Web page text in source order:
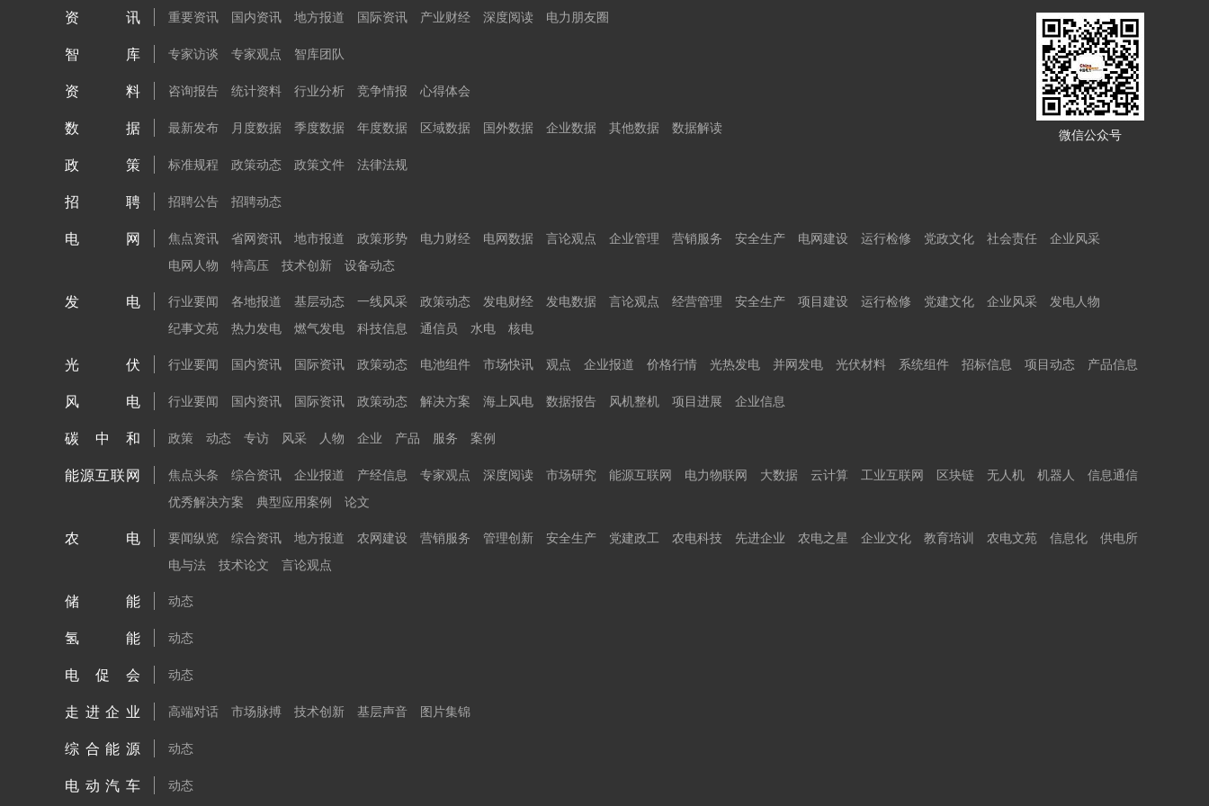
微信公众号
资讯 重要资讯 国内资讯 地方报道 国际资讯 产业财经 深度阅读 电力朋友圈
智库 专家访谈 专家观点 智库团队
资料 咨询报告 统计资料 行业分析 竞争情报 心得体会
数据 最新发布 月度数据 季度数据 年度数据 区域数据 国外数据 企业数据 其他数据 数据解读
政策 标准规程 政策动态 政策文件 法律法规
招聘 招聘公告 招聘动态
电网 焦点资讯 省网资讯 地市报道 政策形势 电力财经 电网数据 言论观点 企业管理 营销服务 安全生产 电网建设 运行检修 党政文化 社会责任
企业风采
电网人物
特高压 技术创新 设备动态
发电 行业要闻 各地报道 基层动态 一线风采 政策动态 发电财经 发电数据 言论观点 经营管理 安全生产 项目建设 运行检修 党建文化 企业风采
发电人物
纪事文苑
热力发电 燃气发电 科技信息 通信员 水电 核电
光伏 行业要闻 国内资讯 国际资讯 政策动态 电池组件 市场快讯 观点 企业报道 价格行情 光热发电 并网发电 光伏材料 系统组件 招标信息 项目动态 产品信息
风电 行业要闻 国内资讯 国际资讯 政策动态 解决方案 海上风电 数据报告 风机整机 项目进展 企业信息
碳中和 政策 动态 专访 风采 人物 企业 产品 服务 案例
能源互联网 焦点头条 综合资讯 企业报道 产经信息 专家观点 深度阅读 市场研究 能源互联网 电力物联网 大数据 云计算 工业互联网 区块链 无人机 机器人
信息通信
优秀解决方案
典型应用案例 论文
农电 要闻纵览 综合资讯 地方报道 农网建设 营销服务 管理创新 安全生产 党建政工 农电科技 先进企业 农电之星 企业文化 教育培训 农电文苑 信息化
供电所
电与法
技术论文 言论观点
储能 动态
氢能 动态
电促会 动态
走进企业 高端对话 市场脉搏 技术创新 基层声音 图片集锦
综合能源 动态
电动汽车 动态